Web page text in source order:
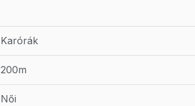
Karórák
200m
Női